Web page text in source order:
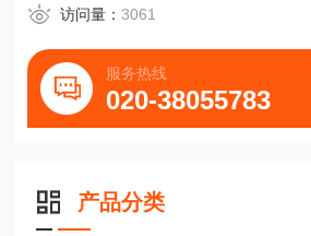
访问量：3061
服务热线
020-38055783
产品分类